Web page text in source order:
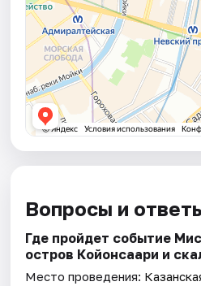
Вопросы и
Где пройдет событие
остров Койонсаари и
Место проведения: